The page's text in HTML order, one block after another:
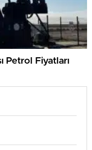
Petrol Fiyatları